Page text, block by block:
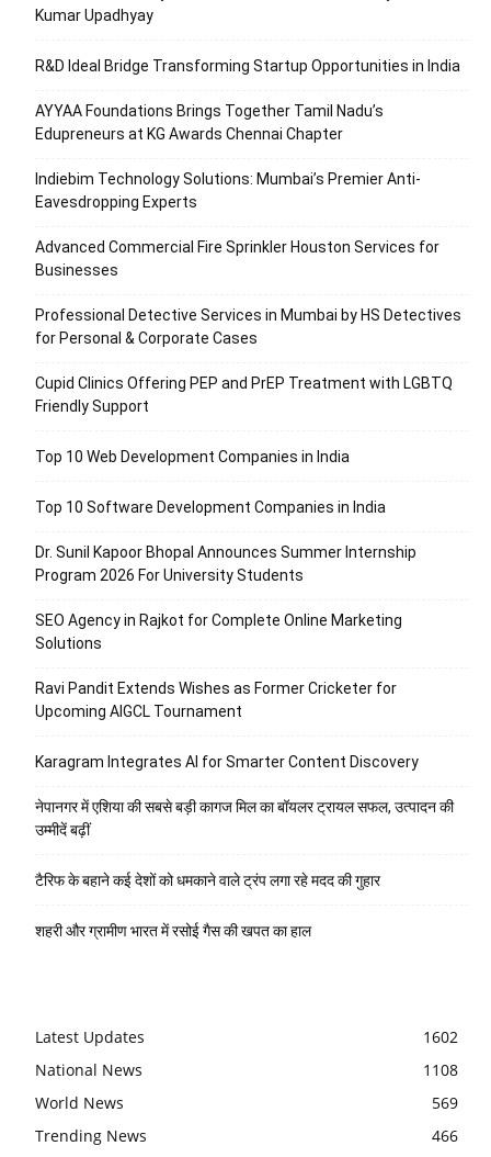
Kumar Upadhyay
R&D Ideal Bridge Transforming Startup Opportunities in India
AYYAA Foundations Brings Together Tamil Nadu’s
Edupreneurs at KG Awards Chennai Chapter
Indiebim Technology Solutions: Mumbai’s Premier Anti-
Eavesdropping Experts
Advanced Commercial Fire Sprinkler Houston Services for
Businesses
Professional Detective Services in Mumbai by HS Detectives
for Personal & Corporate Cases
Cupid Clinics Offering PEP and PrEP Treatment with LGBTQ
Friendly Support
Top 10 Web Development Companies in India
Top 10 Software Development Companies in India
Dr. Sunil Kapoor Bhopal Announces Summer Internship
Program 2026 For University Students
SEO Agency in Rajkot for Complete Online Marketing
Solutions
Ravi Pandit Extends Wishes as Former Cricketer for
Upcoming AIGCL Tournament
Karagram Integrates AI for Smarter Content Discovery
नेपानगर में एशिया की सबसे बड़ी कागज मिल का बॉयलर ट्रायल सफल, उत्पादन की
उम्मीदें बढ़ीं
टैरिफ के बहाने कई देशों को धमकाने वाले ट्रंप लगा रहे मदद की गुहार
शहरी और ग्रामीण भारत में रसोई गैस की खपत का हाल
Latest Updates
1602
National News
1108
World News
569
Trending News
466